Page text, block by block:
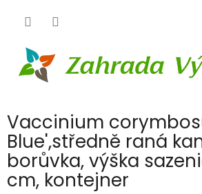
Vaccinium
Blue',středně raná
borůvka, výška
cm, kontejner